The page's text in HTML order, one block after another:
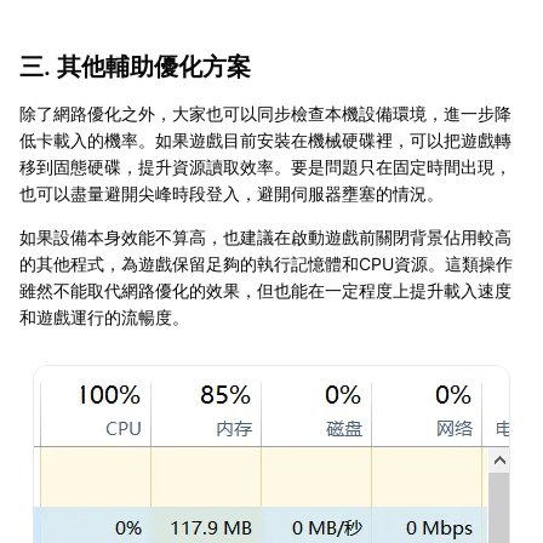
三. 其他輔助優化方案
除了網路優化之外，大家也可以同步檢查本機設備環境，進一步降
低卡載入的機率。如果遊戲目前安裝在機械硬碟裡，可以把遊戲轉
移到固態硬碟，提升資源讀取效率。要是問題只在固定時間出現，
也可以盡量避開尖峰時段登入，避開伺服器壅塞的情況。
如果設備本身效能不算高，也建議在啟動遊戲前關閉背景佔用較高
的其他程式，為遊戲保留足夠的執行記憶體和CPU資源。這類操作
雖然不能取代網路優化的效果，但也能在一定程度上提升載入速度
和遊戲運行的流暢度。